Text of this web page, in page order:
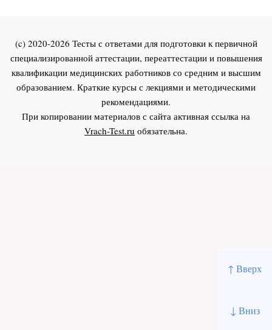
↑ Вверх
↓ Вниз
(c) 2020-2026 Тесты с ответами для подготовки к первичной
специализированной аттестации, переаттестации и повышения
квалификации медицинских работников со средним и высшим
образованием. Краткие курсы с лекциями и методическими
рекомендациями.
При копировании материалов с сайта активная ссылка на
Vrach-Test.ru обязательна.